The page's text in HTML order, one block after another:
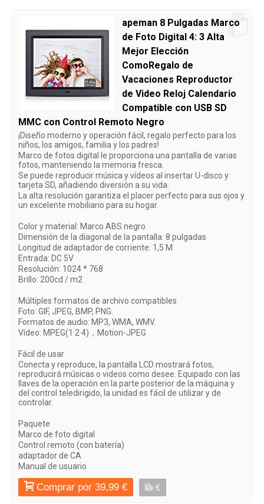
apeman 8 Pulgadas Marco
de Foto Digital 4: 3 Alta
Mejor Elección
ComoRegalo de
Vacaciones Reproductor
de Video Reloj Calendario
Compatible con USB SD
MMC con Control Remoto Negro
¡Diseño moderno y operación fácil, regalo perfecto para los
niños, los amigos, familia y los padres!
Marco de fotos digital le proporciona una pantalla de varias
fotos, manteniendo la memoria fresca.
Se puede reproducir música y vídeos al insertar U-disco y
tarjeta SD, añadiendo diversión a su vida.
La alta resolución garantiza el placer perfecto para sus ojos y
un excelente mobiliario para su hogar.
Color y material: Marco ABS negro
Dimensión de la diagonal de la pantalla: 8 pulgadas
Longitud de adaptador de corriente: 1,5 M
Entrada: DC 5V
Resolución: 1024 * 768
Brillo: 200cd / m2
Múltiples formatos de archivo compatibles
Foto: GIF, JPEG, BMP, PNG.
Formatos de audio: MP3, WMA, WMV.
Vídeo: MPEG(1·2·4)，Motion-JPEG
Fácil de usar
Conecta y reproduce, la pantalla LCD mostrará fotos,
reproducirá músicas o videos como desee. Equipado con las
llaves de la operación en la parte posterior de la máquina y
del control teledirigido, la unidad es fácil de utilizar y de
controlar.
Paquete
Marco de foto digital
Control remoto (con batería)
adaptador de CA
Manual de usuario
Comprar por 39,99 € €